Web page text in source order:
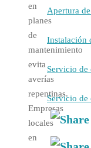
en
planes
de
mantenimiento
evita
averías
repentinas.
Empresas
locales
en
Apertura
Instalación
Servicio de
Servicio de